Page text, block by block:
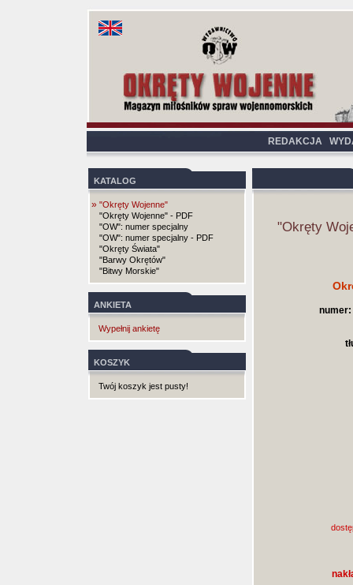
REDAKCJA
KATALOG
» "Okręty Wojenne"
"Okręty Wojenne" - PDF
"OW": numer specjalny
"OW": numer specjalny - PDF
"Okręty Świata"
"Barwy Okrętów"
"Bitwy Morskie"
ANKIETA
Wypełnij ankietę
KOSZYK
Twój koszyk jest pusty!
"Okręty
numer: